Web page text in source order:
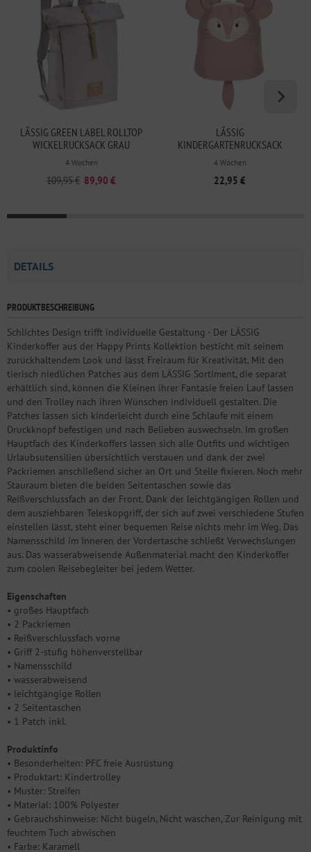
LÄSSIG GREEN LABEL ROLLTOP
WICKELRUCKSACK GRAU
4 Wochen
109,95 € 89,90 €
LÄSSIG
KINDERGARTENRUCKSACK
CHINCHILLA
4 Wochen
22,95 €
DETAILS
PRODUKTBESCHREIBUNG
Schlichtes Design trifft individuelle Gestaltung - Der LÄSSIG
Kinderkoffer aus der Happy Prints Kollektion besticht mit seinem
zurückhaltendem Look und lässt Freiraum für Kreativität. Mit den
tierisch niedlichen Patches aus dem LÄSSIG Sortiment, die separat
erhältlich sind, können die Kleinen ihrer Fantasie freien Lauf lassen
und den Trolley nach ihren Wünschen individuell gestalten. Die
Patches lassen sich kinderleicht durch eine Schlaufe mit einem
Druckknopf befestigen und nach Belieben auswechseln. Im großen
Hauptfach des Kinderkoffers lassen sich alle Outfits und wichtigen
Urlaubsutensilien übersichtlich verstauen und dank der zwei
Packriemen anschließend sicher an Ort und Stelle fixieren. Noch mehr
Stauraum bieten die beiden Seitentaschen sowie das
Reißverschlussfach an der Front. Dank der leichtgängigen Rollen und
dem ausziehbaren Teleskopgriff, der sich auf zwei verschiedene Stufen
einstellen lässt, steht einer bequemen Reise nichts mehr im Weg. Das
Namensschild im Inneren der Vordertasche schließt Verwechslungen
aus. Das wasserabweisende Außenmaterial macht den Kinderkoffer
zum coolen Reisebegleiter bei jedem Wetter.
Eigenschaften
• großes Hauptfach
• 2 Packriemen
• Reißverschlussfach vorne
• Griff 2-stufig höhenverstellbar
• Namensschild
• wasserabweisend
• leichtgängige Rollen
• 2 Seitentaschen
• 1 Patch inkl.
Produktinfo
• Besonderheiten: PFC freie Ausrüstung
• Produktart: Kindertrolley
• Muster: Streifen
• Material: 100% Polyester
• Gebrauchshinweise: Nicht bügeln, Nicht waschen, Zur Reinigung mit
feuchtem Tuch abwischen
• Farbe: Karamell